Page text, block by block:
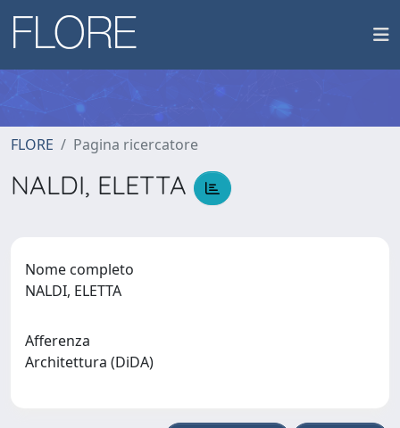
FLORE Pagina ricercatore
NALDI, ELETTA
Nome completo
NALDI, ELETTA
Afferenza
Architettura (DiDA)